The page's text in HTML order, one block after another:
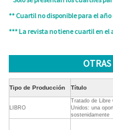
** Cuartil no disponible para el
*** La revista no tiene cuartil en el
Tipo de Producción Título
LIBRO
Tratado de Libre
Unidos: una
sostenidamente